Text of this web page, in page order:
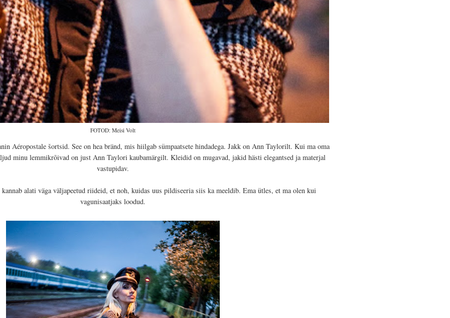
FOTOD: Meisi Volt
Aéropostale šortsid. See on hea bränd, mis hiilgab sümpaatsete hindadega. Jakk on Ann Taylorilt. Kui ma oma
minu lemmikrõivad on just Ann Taylori kaubamärgilt. Kleidid on mugavad, jakid hästi elegantsed ja materjal
vastupidav.
alati väga väljapeetud riideid, et noh, kuidas uus pildiseeria siis ka meeldib. Ema ütles, et ma olen kui
vagunisaatjaks loodud.